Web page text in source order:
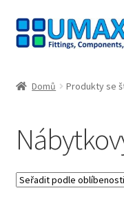
Přeskočit
na
Přejít
k
Lodní doprava
Můj účet
Domů Produkty se